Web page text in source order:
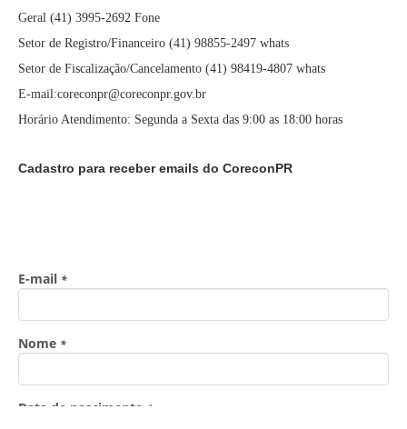
Geral (41) 3995-2692 Fone
Setor de Registro/Financeiro (41) 98855-2497 whats
Setor de Fiscalização/Cancelamento (41) 98419-4807 whats
E-mail:coreconpr@coreconpr.gov.br
Horário Atendimento: Segunda a Sexta das 9:00 as 18:00 horas
Cadastro para receber emails do CoreconPR